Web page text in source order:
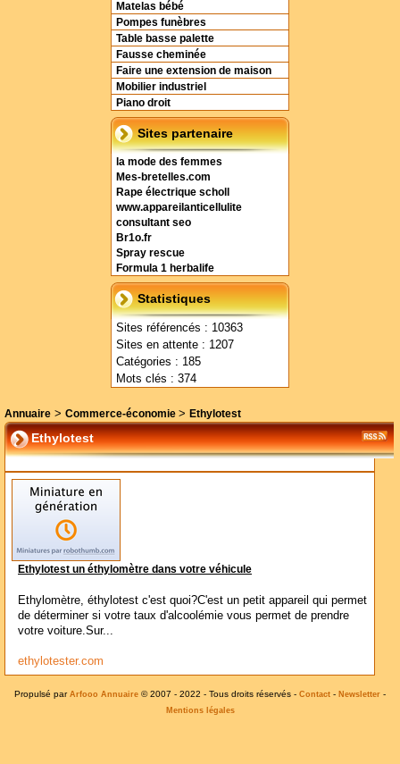
Matelas bébé
Pompes funèbres
Table basse palette
Fausse cheminée
Faire une extension de maison
Mobilier industriel
Piano droit
Sites partenaire
la mode des femmes
Mes-bretelles.com
Rape électrique scholl
www.appareilanticellulite
consultant seo
Br1o.fr
Spray rescue
Formula 1 herbalife
Statistiques
Sites référencés : 10363
Sites en attente : 1207
Catégories : 185
Mots clés : 374
Annuaire > Commerce-économie > Ethylotest
Ethylotest
Ethylotest un éthylomètre dans votre véhicule
Ethylomètre, éthylotest c'est quoi?C'est un petit appareil qui permet
de déterminer si votre taux d'alcoolémie vous permet de prendre
votre voiture.Sur...
ethylotester.com
Propulsé par Arfooo Annuaire © 2007 - 2022 - Tous droits réservés - Contact - Newsletter -
Mentions légales